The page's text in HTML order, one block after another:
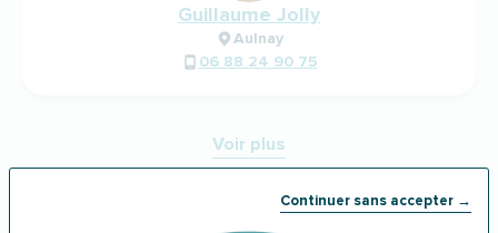
Continuer sans accepter →
Guillaume Jolly
Aulnay
06 88 24 90 75
Voir plus